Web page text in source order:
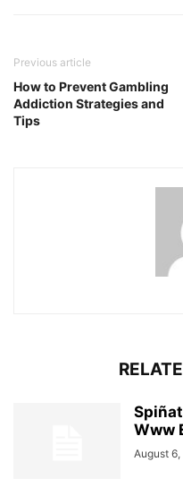
Previous article
How to Prevent Gambling
Addiction Strategies and
Tips
Www
August